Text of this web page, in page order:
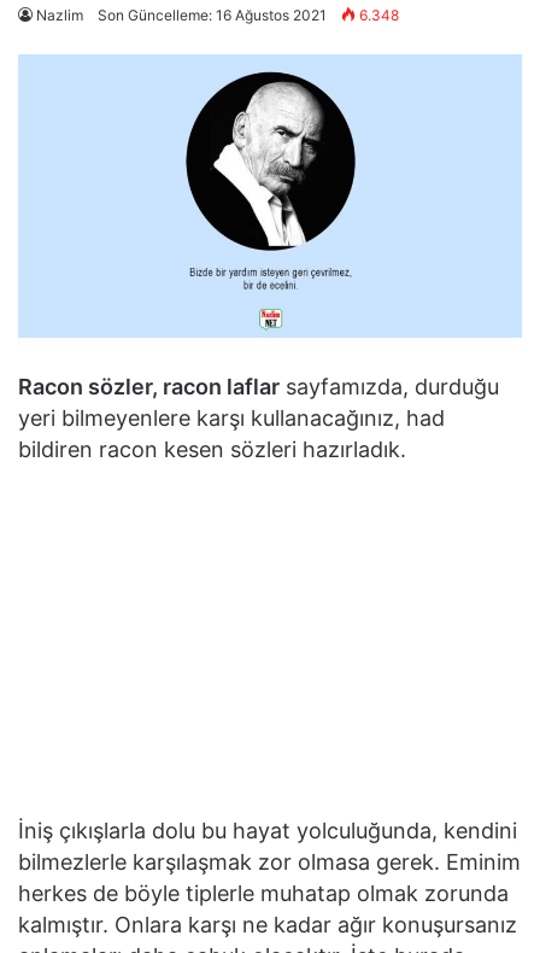
Nazlim Son Güncelleme: 16 Ağustos 2021 6.348
Racon sözler, racon laflar sayfamızda, durduğu
yeri bilmeyenlere karşı kullanacağınız, had
bildiren racon kesen sözleri hazırladık.
İniş çıkışlarla dolu bu hayat yolculuğunda, kendini
bilmezlerle karşılaşmak zor olmasa gerek. Eminim
herkes de böyle tiplerle muhatap olmak zorunda
kalmıştır. Onlara karşı ne kadar ağır konuşursanız